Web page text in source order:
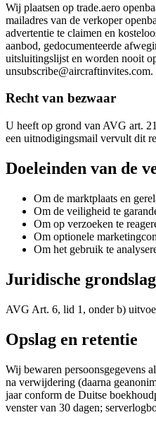
Wij plaatsen op trade.aero
mailadres van de verkoper
advertentie te claimen en
aanbod, gedocumenteerde
uitsluitingslijst en worden nooit
unsubscribe@aircraftinvites.com.
Recht van bezwaar
U heeft op grond van AVG art.
een uitnodigingsmail vervult dit
Doeleinden van de
Om de marktplaats en
Om de veiligheid te
Om op verzoeken te
Om optionele
Om het gebruik te
Juridische
AVG Art. 6, lid 1, onder b)
Opslag en retentie
Wij bewaren persoonsgegevens
na verwijdering (daarna
jaar conform de Duitse
venster van 30 dagen;